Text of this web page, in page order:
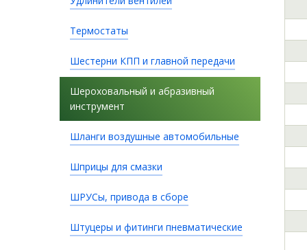
Термостаты
Шестерни КПП и главной передачи
Шероховальный и абразивный
инструмент
Шланги воздушные автомобильные
Шприцы для смазки
ШРУСы, привода в сборе
Штуцеры и фитинги пневматические